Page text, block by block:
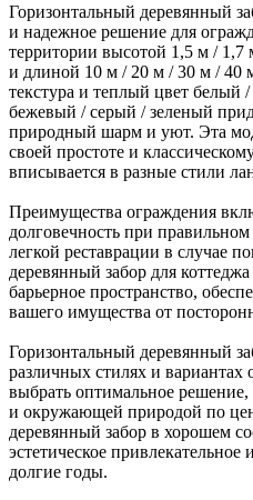
Горизонтальный деревянный
и надежное решение для
территории высотой 1,5 м /
и длиной 10 м / 20 м / 30 м / 40
текстура и теплый цвет белый
бежевый / серый / зеленый
природный шарм и уют. Эта
своей простоте и
вписывается в разные стили
Преимущества ограждения
долговечность при
легкой реставрации в случае
деревянный забор для коттеджа
барьерное пространство,
вашего имущества от
Горизонтальный деревянный
различных стилях и вариантах
выбрать оптимальное решение,
и окружающей природой по
деревянный забор в хорошем
эстетическое
долгие годы.